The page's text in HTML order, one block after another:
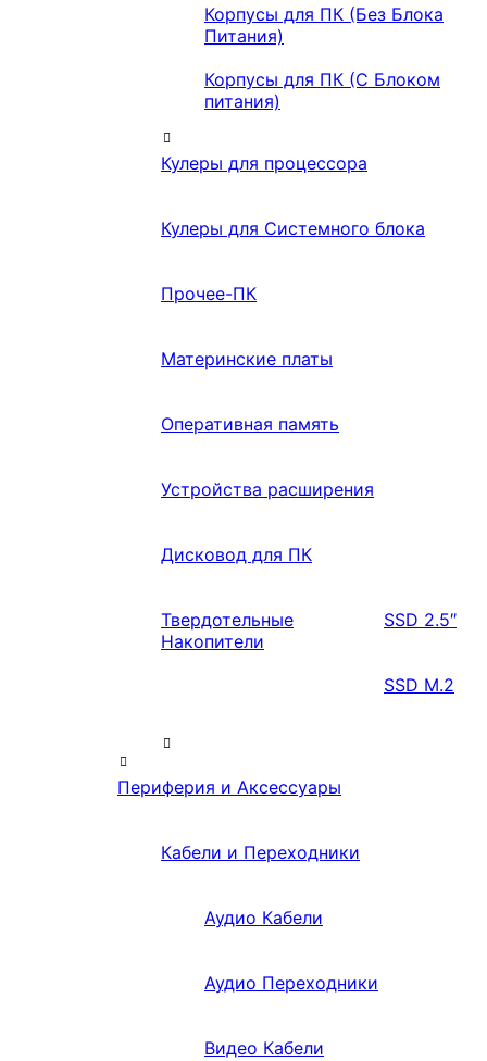
Корпусы для ПК (Без Блока
Питания)
Корпусы для ПК (С Блоком
питания)
Кулеры для процессора
Кулеры для Системного блока
Прочее-ПК
Материнские платы
Оперативная память
Устройства расширения
Дисковод для ПК
Твердотельные
Накопители
SSD 2.5″
SSD M.2
Периферия и Аксессуары
Кабели и Переходники
Аудио Кабели
Аудио Переходники
Видео Кабели